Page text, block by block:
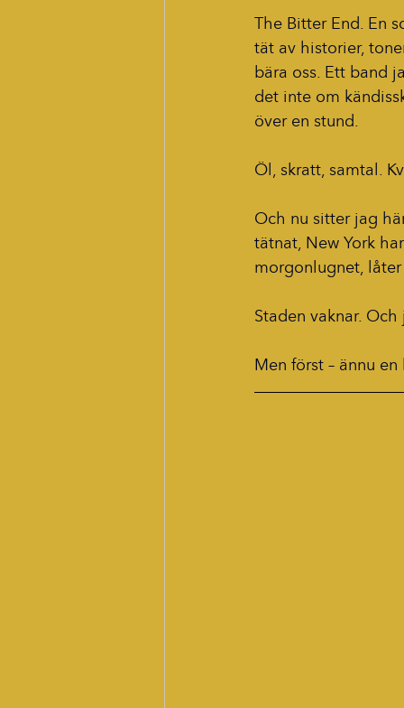
The Bitter End. En
tät av historier,
bära oss. Ett band
det inte om
över en stund.
Öl, skratt, samtal.
Och nu sitter jag
tätnat, New York
morgonlugnet,
Staden vaknar.
Men först – ännu